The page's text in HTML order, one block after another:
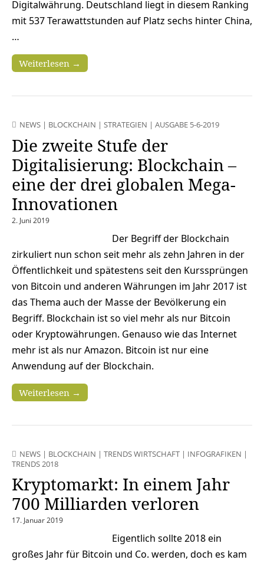
Digitalwährung. Deutschland liegt in diesem Ranking
mit 537 Terawattstunden auf Platz sechs hinter China,
…
Weiterlesen →
NEWS | BLOCKCHAIN | STRATEGIEN | AUSGABE 5-6-2019
Die zweite Stufe der
Digitalisierung: Blockchain –
eine der drei globalen Mega-
Innovationen
2. Juni 2019
Der Begriff der Blockchain
zirkuliert nun schon seit mehr als zehn Jahren in der
Öffentlichkeit und spätestens seit den Kurssprüngen
von Bitcoin und anderen Währungen im Jahr 2017 ist
das Thema auch der Masse der Bevölkerung ein
Begriff. Blockchain ist so viel mehr als nur Bitcoin
oder Kryptowährungen. Genauso wie das Internet
mehr ist als nur Amazon. Bitcoin ist nur eine
Anwendung auf der Blockchain.
Weiterlesen →
NEWS | BLOCKCHAIN | TRENDS WIRTSCHAFT | INFOGRAFIKEN |
TRENDS 2018
Kryptomarkt: In einem Jahr
700 Milliarden verloren
17. Januar 2019
Eigentlich sollte 2018 ein
großes Jahr für Bitcoin und Co. werden, doch es kam